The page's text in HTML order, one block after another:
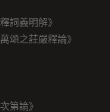
詞義明解》
頌之莊嚴釋論》
第論》